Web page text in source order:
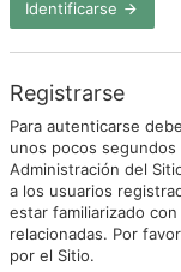
Identificarse
Registrarse
Para autenticarse
unos pocos segundos
Administración del
a los usuarios
estar familiarizado
relacionadas. Por
por el Sitio.